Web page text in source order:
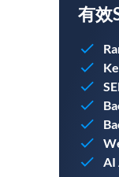
有效
AI